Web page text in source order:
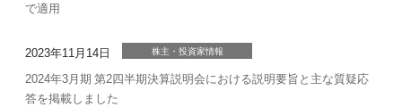
で適用
2023年11月14日 株主・投資家情報
2024年3月期 第2四半期決算説明会における説明要旨と主な質疑応
答を掲載しました